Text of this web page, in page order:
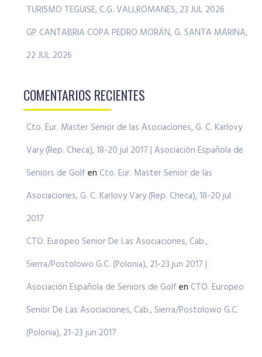
TURISMO TEGUISE, C.G. VALLROMANES, 23 JUL 2026
GP CANTABRIA COPA PEDRO MORÁN, G. SANTA MARINA,
22 JUL 2026
COMENTARIOS RECIENTES
Cto. Eur. Master Senior de las Asociaciones, G. C. Karlovy
Vary (Rep. Checa), 18-20 jul 2017 | Asociación Española de
Seniors de Golf en Cto. Eur. Master Senior de las
Asociaciones, G. C. Karlovy Vary (Rep. Checa), 18-20 jul
2017
CTO. Europeo Senior De Las Asociaciones, Cab.,
Sierra/Postolowo G.C. (Polonia), 21-23 jun 2017 |
Asociación Española de Seniors de Golf en CTO. Europeo
Senior De Las Asociaciones, Cab., Sierra/Postolowo G.C.
(Polonia), 21-23 jun 2017